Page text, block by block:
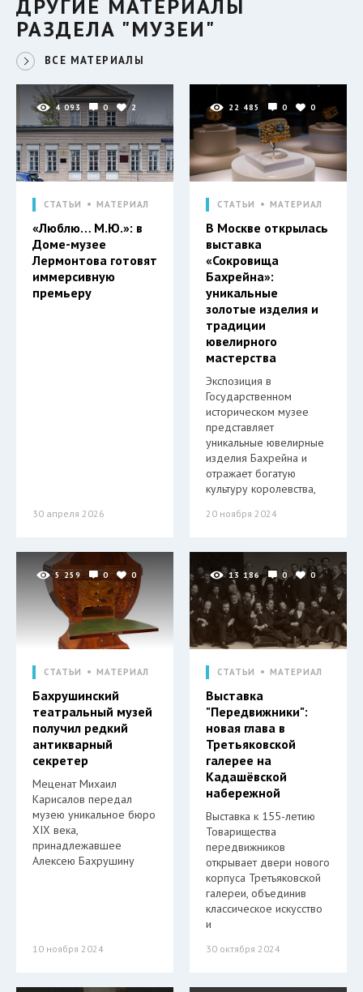
ДРУГИЕ МАТЕРИАЛЫ
РАЗДЕЛА "МУЗЕИ"
ВСЕ МАТЕРИАЛЫ
4 093 0 2
СТАТЬИ МАТЕРИАЛ
«Люблю… М.Ю.»: в
Доме-музее
Лермонтова готовят
иммерсивную
премьеру
30 апреля 2026
22 485 0 0
СТАТЬИ МАТЕРИАЛ
В Москве открылась
выставка
«Сокровища
Бахрейна»:
уникальные
золотые изделия и
традиции
ювелирного
мастерства
Экспозиция в
Государственном
историческом музее
представляет
уникальные ювелирные
изделия Бахрейна и
отражает богатую
культуру королевства,
20 ноября 2024
5 259 0 0
СТАТЬИ МАТЕРИАЛ
Бахрушинский
театральный музей
получил редкий
антикварный
секретер
Меценат Михаил
Карисалов передал
музею уникальное бюро
XIX века,
принадлежавшее
Алексею Бахрушину
10 ноября 2024
13 186 0 0
СТАТЬИ МАТЕРИАЛ
Выставка
"Передвижники":
новая глава в
Третьяковской
галерее на
Кадашёвской
набережной
Выставка к 155-летию
Товарищества
передвижников
открывает двери нового
корпуса Третьяковской
галереи, объединив
классическое искусство
и
30 октября 2024